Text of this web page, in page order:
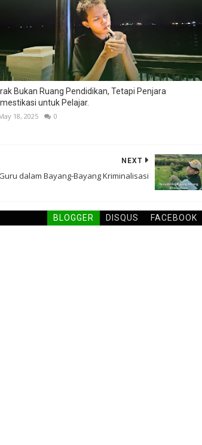
Bukan Ruang Pendidikan, Tetapi Penjara
untuk Pelajar.
18, 2025 0
NEXT
dalam Bayang-Bayang Kriminalisasi
BLOGGER DISQUS FACEBOOK